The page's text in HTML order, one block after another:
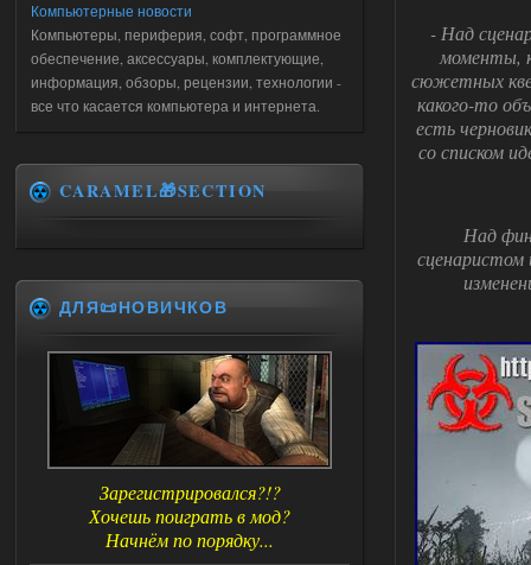
- Над
моменты,
сюжетных
какого-то
есть
со списком
Над
Компьютерные новости
Компьютеры, периферия, софт, программное
обеспечение, аксессуары, комплектующие,
информация, обзоры, рецензии, технологии -
все что касается компьютера и интернета.
CARAMEL🎁SECTION
ДЛЯ📜НОВИЧКОВ
Зарегистрировался?!?
Хочешь поиграть в мод?
Начнём по порядку...